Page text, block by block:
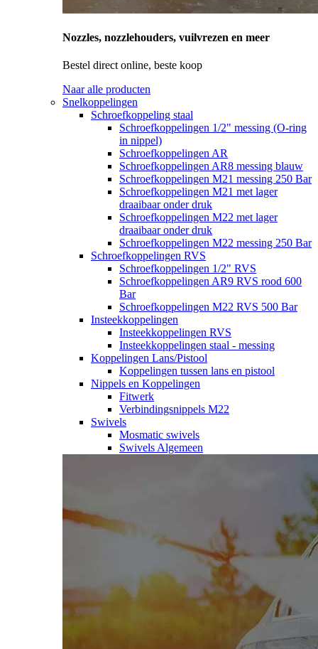
Nozzles, nozzlehouders, vuilvrezen en meer
Bestel direct online, beste koop
Naar alle producten
Snelkoppelingen
Schroefkoppeling staal
Schroefkoppelingen 1/2" messing (O-ring
in nippel)
Schroefkoppelingen AR
Schroefkoppelingen AR8 messing blauw
Schroefkoppelingen M21 messing 250 Bar
Schroefkoppelingen M21 met lager
draaibaar onder druk
Schroefkoppelingen M22 met lager
draaibaar onder druk
Schroefkoppelingen M22 messing 250 Bar
Schroefkoppelingen RVS
Schroefkoppelingen 1/2" RVS
Schroefkoppelingen AR9 RVS rood 600
Bar
Schroefkoppelingen M22 RVS 500 Bar
Insteekkoppelingen
Insteekkoppelingen RVS
Insteekkoppelingen staal - messing
Koppelingen Lans/Pistool
Koppelingen tussen lans en pistool
Nippels en Koppelingen
Fitwerk
Verbindingsnippels M22
Swivels
Mosmatic swivels
Swivels Algemeen